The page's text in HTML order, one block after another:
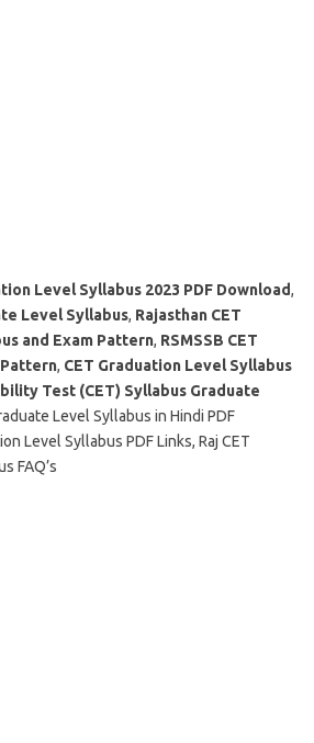
Level Syllabus 2023 PDF Download,
Level Syllabus, Rajasthan CET
and Exam Pattern, RSMSSB CET
, CET Graduation Level Syllabus
Test (CET) Syllabus Graduate
Level Syllabus in Hindi PDF
Level Syllabus PDF Links, Raj CET
FAQ’s